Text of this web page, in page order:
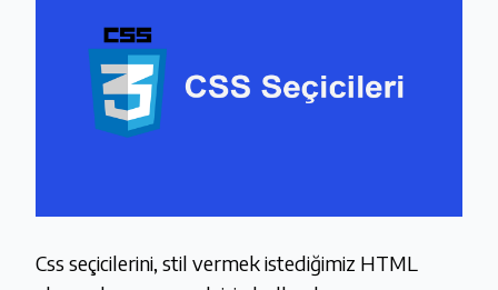
Css seçicilerini, stil vermek istediğimiz HTML